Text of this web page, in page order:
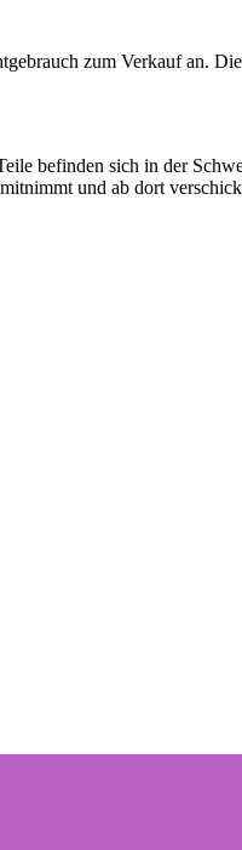
zum Verkauf an.
befinden sich in der
und ab dort